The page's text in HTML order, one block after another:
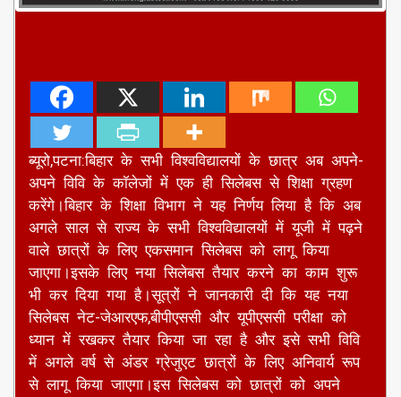
ब्यूरो,पटना:बिहार के सभी विश्वविद्यालयों के छात्र अब अपने-
अपने विवि के कॉलेजों में एक ही सिलेबस से शिक्षा ग्रहण
करेंगे।बिहार के शिक्षा विभाग ने यह निर्णय लिया है कि अब
अगले साल से राज्य के सभी विश्वविद्यालयों में यूजी में पढ़ने
वाले छात्रों के लिए एकसमान सिलेबस को लागू किया
जाएगा।इसके लिए नया सिलेबस तैयार करने का काम शुरू
भी कर दिया गया है।सूत्रों ने जानकारी दी कि यह नया
सिलेबस नेट-जेआरएफ,बीपीएससी और यूपीएससी परीक्षा को
ध्यान में रखकर तैयार किया जा रहा है और इसे सभी विवि
में अगले वर्ष से अंडर ग्रेजुएट छात्रों के लिए अनिवार्य रूप
से लागू किया जाएगा।इस सिलेबस को छात्रों को अपने